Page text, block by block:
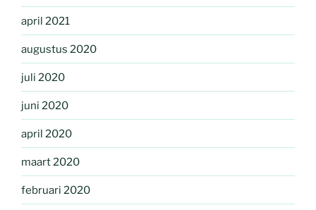
april 2021
augustus 2020
juli 2020
juni 2020
april 2020
maart 2020
februari 2020